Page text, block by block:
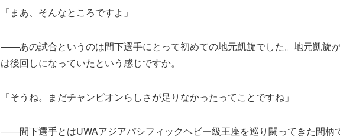
「まあ、そんなところですよ」
――あの試合というのは間下選手にとって初めての地元凱旋でした。地元凱旋
は後回しになっていたという感じですか。
「そうね。まだチャンピオンらしさが足りなかったってことですね」
――間下選手とはUWAアジアパシフィックヘビー級王座を巡り闘ってきた間柄